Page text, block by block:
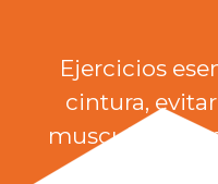
Ejercicios
cintura,
musculatura